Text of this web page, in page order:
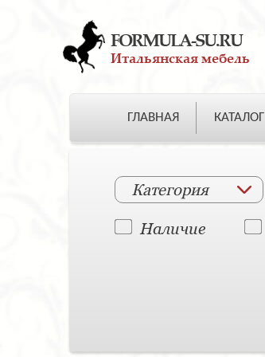
FORMULA-SU.RU
Итальянская мебель
ГЛАВНАЯ КАТАЛОГ
Категория
Наличие